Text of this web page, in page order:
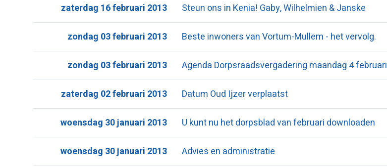
Steun ons in Kenia! Gaby, Wilhelmien & Janske
zaterdag 16 februari 2013
Beste inwoners van Vortum-Mullem - het vervolg.
zondag 03 februari 2013
Agenda Dorpsraadsvergadering maandag 4 februari
zondag 03 februari 2013
Datum Oud Ijzer verplaatst
zaterdag 02 februari 2013
U kunt nu het dorpsblad van februari downloaden
woensdag 30 januari 2013
Advies en administratie
woensdag 30 januari 2013